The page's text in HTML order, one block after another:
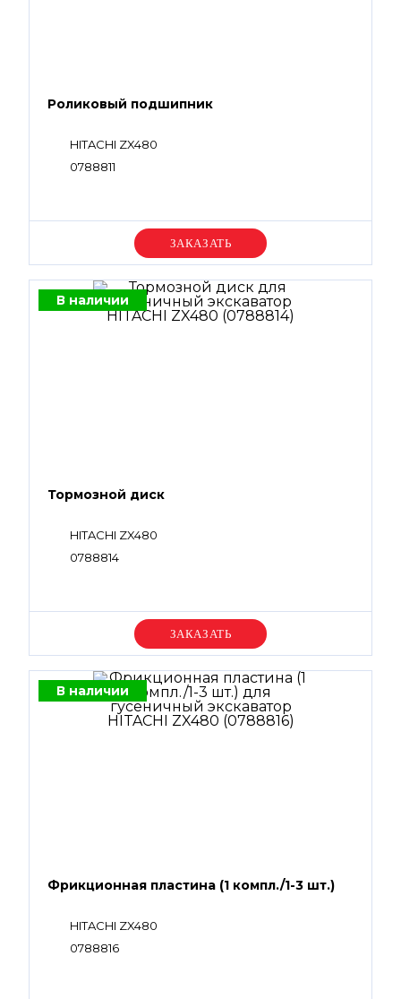
Роликовый подшипник
HITACHI ZX480
0788811
Уточняйте цену
В наличии
Тормозной диск
HITACHI ZX480
0788814
Уточняйте цену
В наличии
Фрикционная пластина (1 компл./1-3 шт.)
HITACHI ZX480
0788816